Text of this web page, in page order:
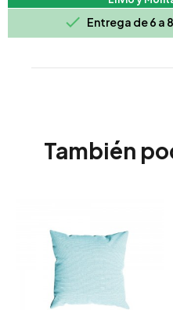
 Entrega de 6 a
También